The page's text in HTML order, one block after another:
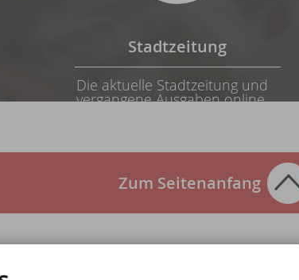
Stadtzeitung
Die aktuelle Stadtzeitung und
vergangene Ausgaben online
Zum Seitenanfang